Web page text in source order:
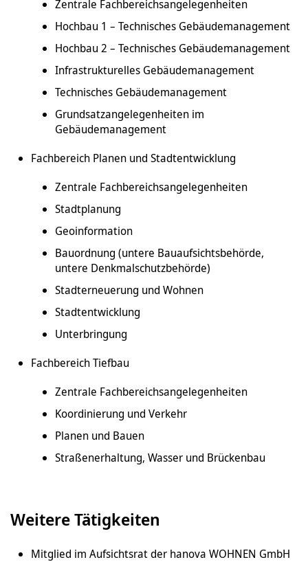
Zentrale Fachbereichsangelegenheiten
Hochbau 1 – Technisches Gebäudemanagement
Hochbau 2 – Technisches Gebäudemanagement
Infrastrukturelles Gebäudemanagement
Technisches Gebäudemanagement
Grundsatzangelegenheiten im
Gebäudemanagement
Fachbereich Planen und Stadtentwicklung
Zentrale Fachbereichsangelegenheiten
Stadtplanung
Geoinformation
Bauordnung (untere Bauaufsichtsbehörde,
untere Denkmalschutzbehörde)
Stadterneuerung und Wohnen
Stadtentwicklung
Unterbringung
Fachbereich Tiefbau
Zentrale Fachbereichsangelegenheiten
Koordinierung und Verkehr
Planen und Bauen
Straßenerhaltung, Wasser und Brückenbau
Weitere Tätigkeiten
Mitglied im Aufsichtsrat der hanova WOHNEN GmbH